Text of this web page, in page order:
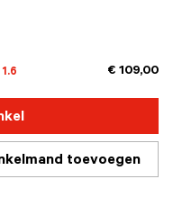
€ 109,00
toevoegen